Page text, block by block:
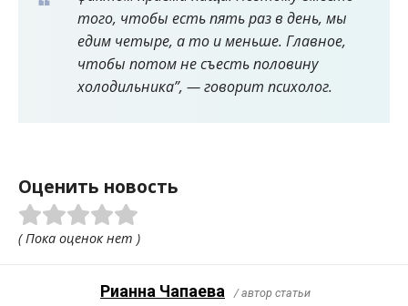
того, чтобы есть пять раз в день, мы
едим четыре, а то и меньше. Главное,
чтобы потом не съесть половину
холодильника”, — говорит психолог.
Оценить новость
( Пока оценок нет )
Рианна Чапаева / автор статьи